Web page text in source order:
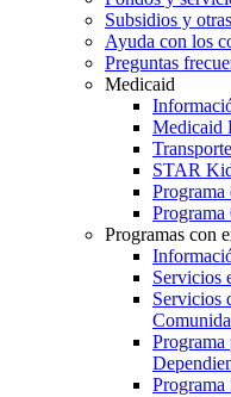
Subsidios y
Ayuda con los
Preguntas
Medicaid
Medicaid
Transporte
STAR
Programa
Programas con
Servicios
Servicios
Programa